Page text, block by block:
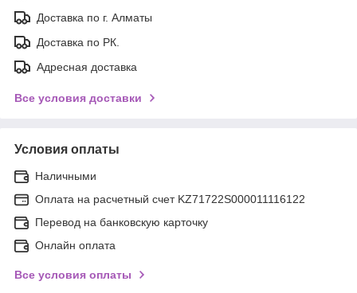
Доставка по г. Алматы
Доставка по РК.
Адресная доставка
Все условия доставки
Условия оплаты
Наличными
Оплата на расчетный счет KZ71722S000011116122
Перевод на банковскую карточку
Онлайн оплата
Все условия оплаты